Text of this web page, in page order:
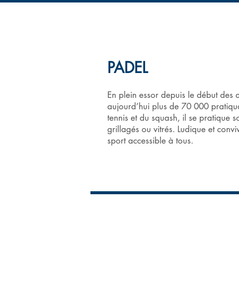
PADEL
En plein essor depuis le début
aujourd’hui plus de 70 000
tennis et du squash, il se pratique
grillagés ou vitrés. Ludique et
sport accessible à tous.